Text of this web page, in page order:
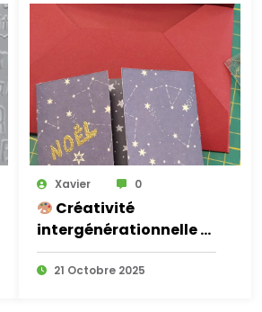
Xavier 0
Créativité
intergénérationnelle à
l’atelier créatif
21 Octobre 2025